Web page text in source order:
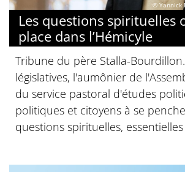
© Yannick
Les questions spirituelles
place dans l’Hémicyle
Tribune du père Stalla-
législatives, l'aumônier de
du service pastoral d'études
politiques et citoyens à se
questions spirituelles,